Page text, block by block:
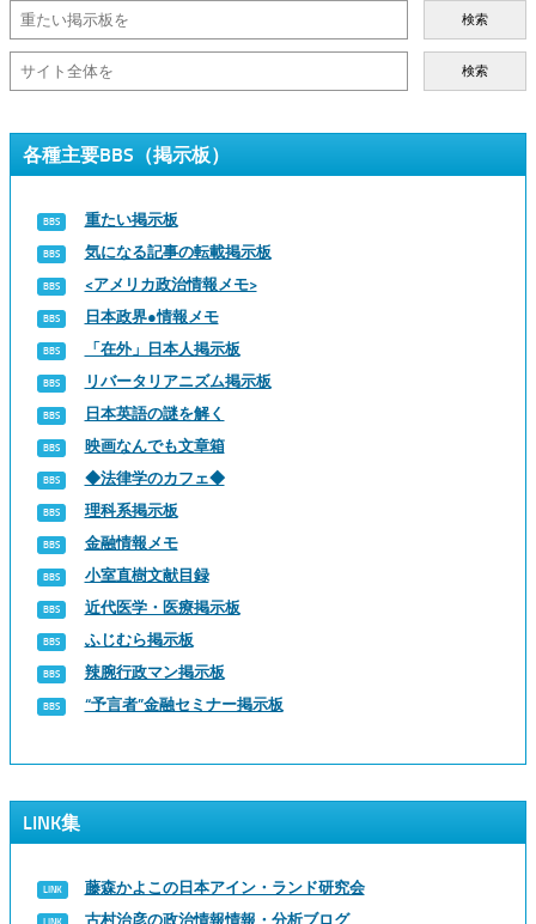
検索
検索
各種主要BBS（掲示板）
重たい掲示板
気になる記事の転載掲示板
<アメリカ政治情報メモ>
日本政界●情報メモ
「在外」日本人掲示板
リバータリアニズム掲示板
日本英語の謎を解く
映画なんでも文章箱
◆法律学のカフェ◆
理科系掲示板
金融情報メモ
小室直樹文献目録
近代医学・医療掲示板
ふじむら掲示板
辣腕行政マン掲示板
“予言者”金融セミナー掲示板
LINK集
藤森かよこの日本アイン・ランド研究会
古村治彦の政治情報情報・分析ブログ